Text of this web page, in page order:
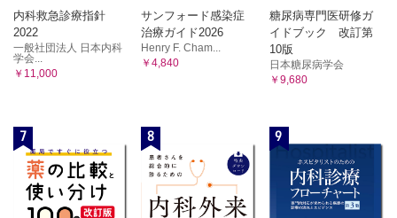
内科救急診療指針
2022
一般社団法人 日本内科
学会...
￥11,000
サンフォード感染症
治療ガイド2026
Henry F. Cham...
￥4,840
糖尿病専門医研修ガ
イドブック 改訂第
10版
日本糖尿病学会
￥9,680
7 8 9